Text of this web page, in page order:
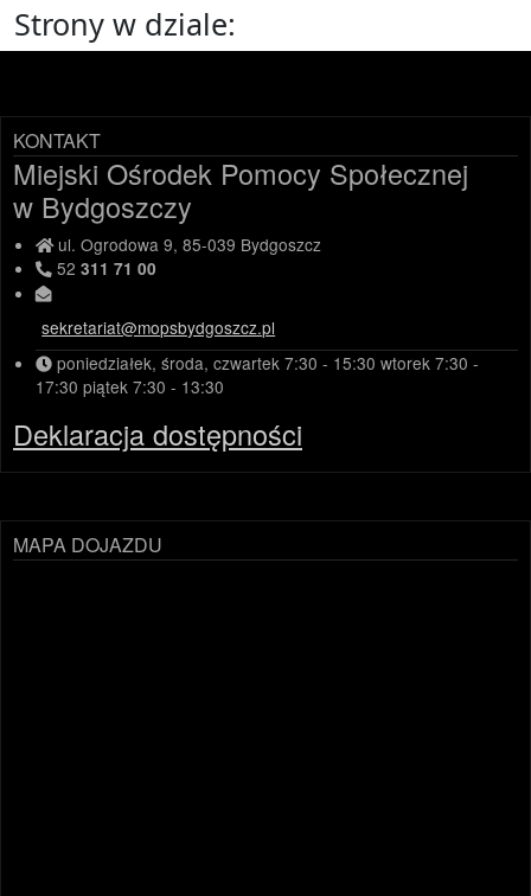
Strony w dziale:
KONTAKT
Miejski Ośrodek Pomocy Społecznej
w Bydgoszczy
ul. Ogrodowa 9, 85-039 Bydgoszcz
52311 71 00
sekretariat@mopsbydgoszcz.pl
poniedziałek, środa, czwartek 7:30 - 15:30 wtorek 7:30 -
17:30 piątek 7:30 - 13:30
Deklaracja dostępności
MAPA DOJAZDU